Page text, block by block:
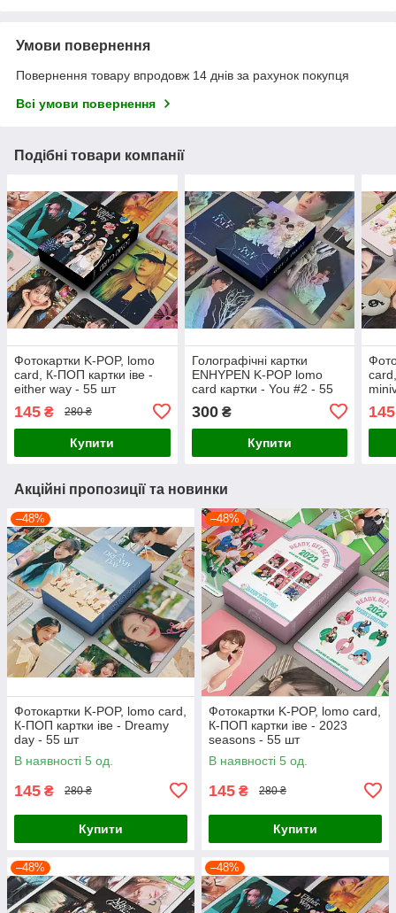
Умови повернення
Повернення товару впродовж 14 днів за рахунок покупця
Всі умови повернення
Подібні товари компанії
Фотокартки K-POP, lomo
card, К-ПОП картки іве -
either way - 55 шт
145 ₴ 280 ₴
Купити
Голографічні картки
ENHYPEN K-POP lomo
card картки - You #2 - 55
300₴
Купити
145
Акційні пропозиції та новинки
–48%
Фотокартки K-POP, lomo card,
К-ПОП картки іве - Dreamy
day - 55 шт
В наявності 5 од.
145 ₴ 280 ₴
Купити
–48%
Фотокартки K-POP, lomo card,
К-ПОП картки іве - 2023
seasons - 55 шт
В наявності 5 од.
145 ₴ 280 ₴
Купити
–48% –48%